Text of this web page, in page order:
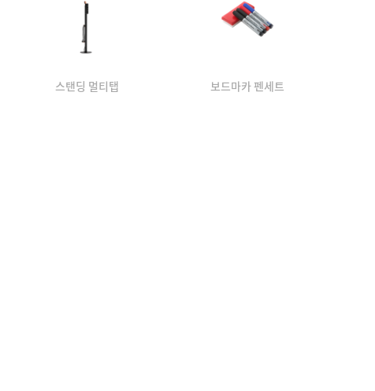
스탠딩 멀티탭 보드마카 펜세트